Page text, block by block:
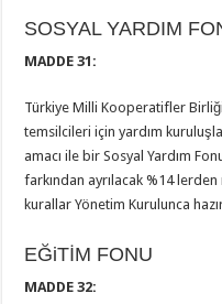
SOSYAL YARDIM
MADDE 31:
Türkiye Milli Kooperatifler
temsilcileri için yardım
amacı ile bir Sosyal Yardım
farkından ayrılacak %14
kurallar Yönetim Kurulunca
EĞiTİM FONU
MADDE 32: